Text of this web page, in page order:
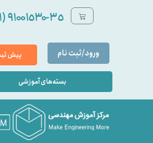
٩۱۰۰۱٥۳۰-۳٥ (۰۲۱)
ورود/ثبت نام پیش
بسته‌های آموزشی